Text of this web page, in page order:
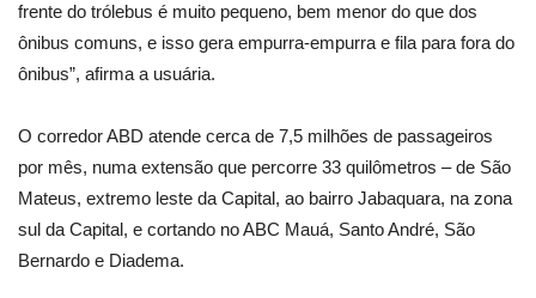
frente do trólebus é muito pequeno, bem menor do que dos
ônibus comuns, e isso gera empurra-empurra e fila para fora do
ônibus”, afirma a usuária.
O corredor ABD atende cerca de 7,5 milhões de passageiros
por mês, numa extensão que percorre 33 quilômetros – de São
Mateus, extremo leste da Capital, ao bairro Jabaquara, na zona
sul da Capital, e cortando no ABC Mauá, Santo André, São
Bernardo e Diadema.